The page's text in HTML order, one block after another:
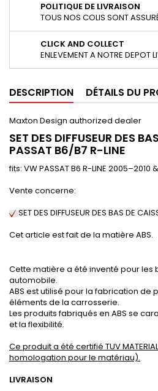
POLITIQUE DE LIVRAISON
TOUS NOS COLIS SONT
CLICK AND COLLECT
ENLEVEMENT A NOTRE DEPOT
DESCRIPTION DÉTAILS DU
Maxton Design authorized dealer
SET DES DIFFUSEUR DES
PASSAT B6/B7 R-LINE
fits: VW PASSAT B6 R-LINE 2005–2010
Vente concerne:
SET DES DIFFUSEUR DES BAS DE
Cet article est fait de la matière ABS.
Cette matière a été inventé pour les
automobile.
ABS est utilisé pour la fabrication
éléments de la carrosserie.
Les produits fabriqués en ABS se
et la flexibilité.
Ce produit a été certifié TUV
homologation pour le matériau).
LIVRAISON